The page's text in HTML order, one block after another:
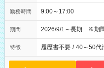
勤務時間 9:00～17:00
期間 2026/9/1～長期 ※期
特徴 履歴書不要 / 40～50代